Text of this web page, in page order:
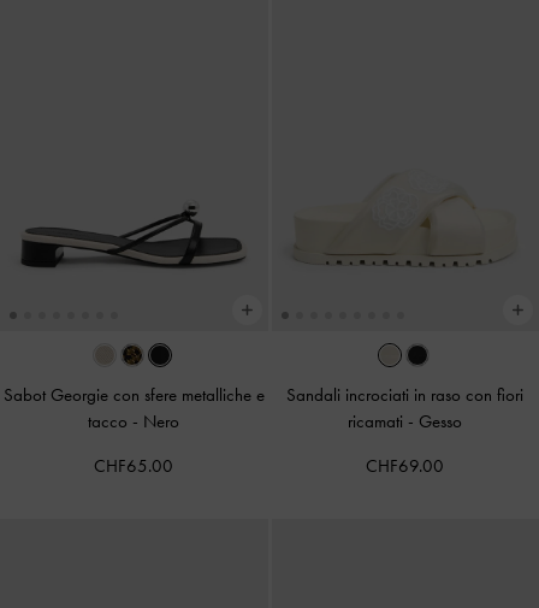
Sabot Georgie con sfere metalliche e
tacco - Nero
CHF65.00
Sandali incrociati in raso con fiori
ricamati - Gesso
CHF69.00